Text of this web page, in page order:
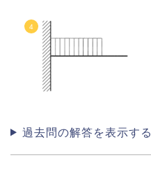
過去問の解答を表示する